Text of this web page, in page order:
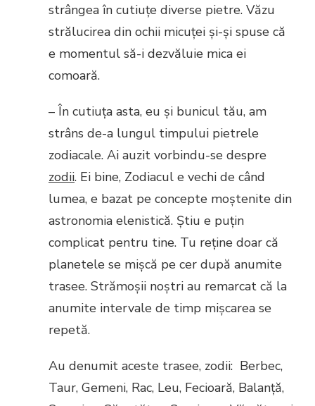
strângea în cutiuțe diverse pietre. Văzu
strălucirea din ochii micuței și-și spuse că
e momentul să-i dezvăluie mica ei
comoară.
– În cutiuța asta, eu și bunicul tău, am
strâns de-a lungul timpului pietrele
zodiacale. Ai auzit vorbindu-se despre
zodii. Ei bine, Zodiacul e vechi de când
lumea, e bazat pe concepte moștenite din
astronomia elenistică. Știu e puțin
complicat pentru tine. Tu reține doar că
planetele se mișcă pe cer după anumite
trasee. Strămoșii noștri au remarcat că la
anumite intervale de timp mișcarea se
repetă.
Au denumit aceste trasee, zodii: Berbec,
Taur, Gemeni, Rac, Leu, Fecioară, Balanță,